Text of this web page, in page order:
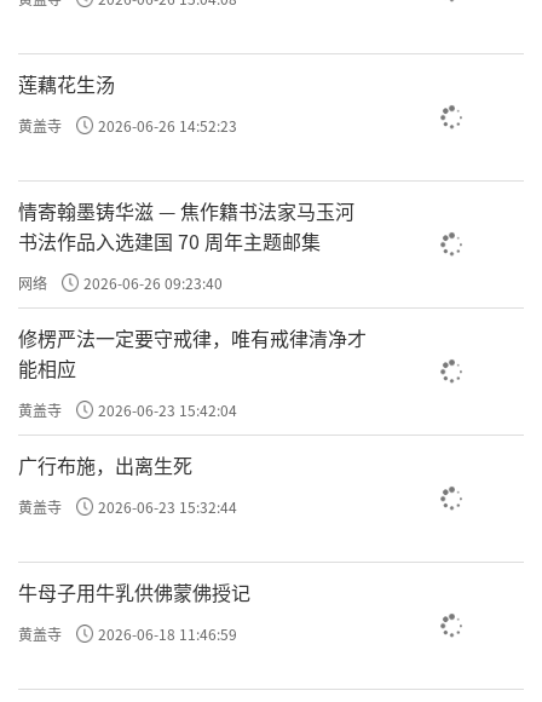
詈人殴人
但你是真心为他好，你是恨铁不成钢，你是真心觉得这个员
工他太可惜了，他不应该犯这样的错误，你是真心希望他能
你这么样去做是真心希望公司好，希望集体好，希望大
家都能够丰盛富足。虽然你很严厉，虽然觉得你是一个不近
人情的人，可是你的心是慈悲之心、是一体之心，这个时
候，骂人是善，敬人是恶。
所以，不看行为，看你背后的起心动念。
老好人、乡愿对别人好，其实是一种“自我牺牲”，他
对别人好是从行为上。比如，张三是个老好人、好好先生，
李四有一天跟他说帮加个班，家里有事得早点儿走。其实张
三也想早走，张三也有事，但是张三就是张不开嘴，怕李四
屈的帮忙替加班。张三一边加班一边不痛快，从行为上他好
像是善，从心地上他是恶。
道、良知、心，感应的是你的心，不是行为。你好像在
莲藕花生汤
黄盖寺 2026-06-26 14:52:23
情寄翰墨铸华滋 — 焦作籍书法家马玉河
书法作品入选建国 70 周年主题邮集
网络 2026-06-26 09:23:40
修楞严法一定要守戒律，唯有戒律清净才
能相应
黄盖寺 2026-06-23 15:42:04
广行布施，出离生死
黄盖寺 2026-06-23 15:32:44
牛母子用牛乳供佛蒙佛授记
黄盖寺 2026-06-18 11:46:59